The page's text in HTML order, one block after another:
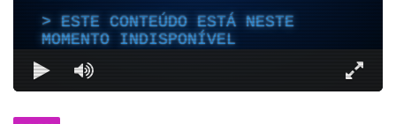
ESTE CONTEÚDO ESTÁ NESTE
MOMENTO INDISPONÍVEL